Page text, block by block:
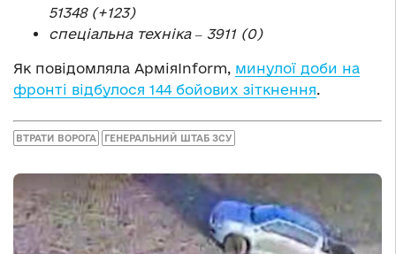
51348 (+123)
спеціальна техніка ‒ 3911 (0)
Як повідомляла АрміяInform, минулої доби на
фронті відбулося 144 бойових зіткнення.
ВТРАТИ ВОРОГА ГЕНЕРАЛЬНИЙ ШТАБ ЗСУ